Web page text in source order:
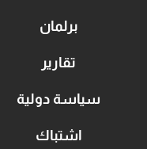
برلمان
تقارير
سياسة دولية
اشتباك